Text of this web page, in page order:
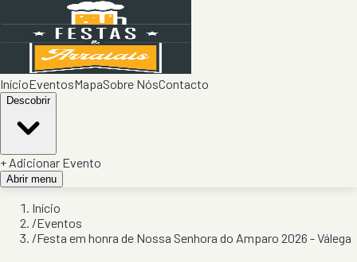
InícioEventosMapaSobre NósContacto
Descobrir
+ Adicionar Evento
Abrir menu
Início
/Eventos
/Festa em honra de Nossa Senhora do Amparo 2026 - Válega